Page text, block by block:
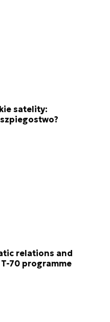
satelity:
relations and
70 programme